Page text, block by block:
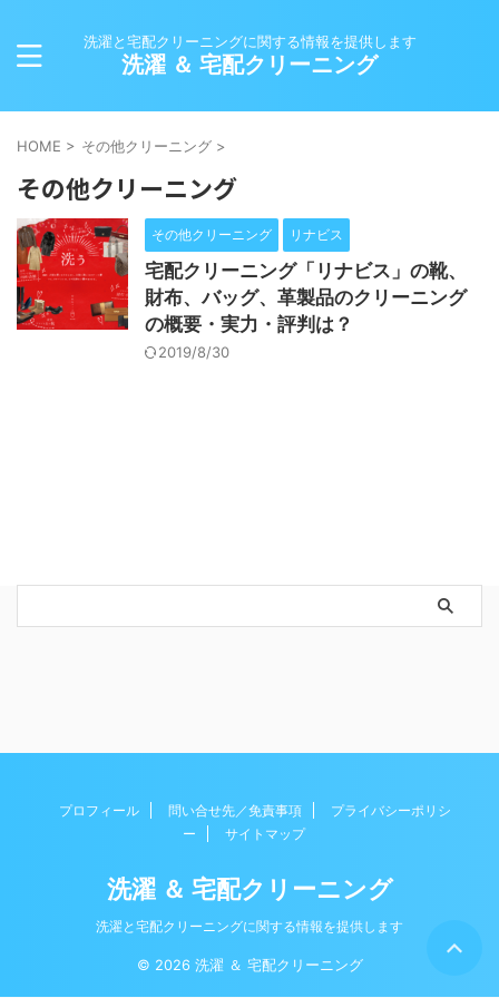
洗濯と宅配クリーニングに関する情報を提供します
洗濯 ＆ 宅配クリーニング
HOME > その他クリーニング >
その他クリーニング
その他クリーニング リナビス
宅配クリーニング「リナビス」の靴、
財布、バッグ、革製品のクリーニング
の概要・実力・評判は？
2019/8/30
プロフィール 問い合せ先／免責事項
プライバシーポリシ
ー
サイトマップ
洗濯 ＆ 宅配クリーニング
洗濯と宅配クリーニングに関する情報を提供します
© 2026 洗濯 ＆ 宅配クリーニング